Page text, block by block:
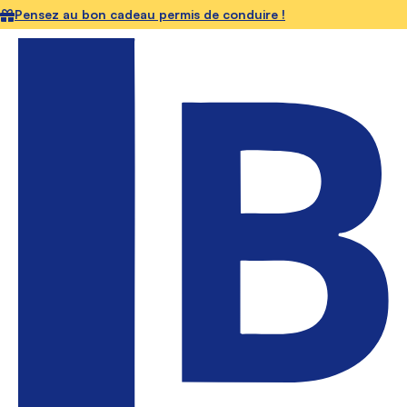
Pensez au bon cadeau permis de conduire !